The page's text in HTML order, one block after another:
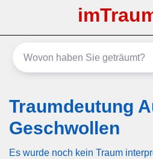
Traumdeutung
Geschwollen
Es wurde noch kein Traum